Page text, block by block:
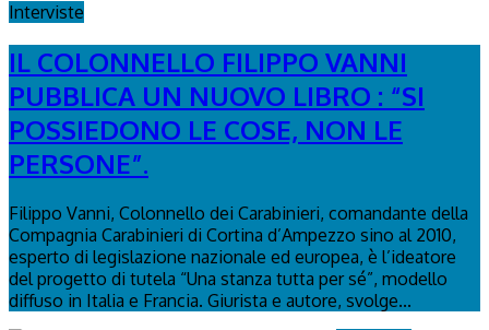
Interviste
IL COLONNELLO FILIPPO VANNI
PUBBLICA UN NUOVO LIBRO : “SI
POSSIEDONO LE COSE, NON LE
PERSONE”.
Filippo Vanni, Colonnello dei Carabinieri, comandante della
Compagnia Carabinieri di Cortina d’Ampezzo sino al 2010,
esperto di legislazione nazionale ed europea, è l’ideatore
del progetto di tutela “Una stanza tutta per sé”, modello
diffuso in Italia e Francia. Giurista e autore, svolge...